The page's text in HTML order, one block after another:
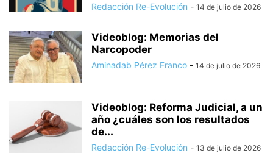
Redacción Re-Evolución - 14 de julio de 2026
Videoblog: Memorias del
Narcopoder
Aminadab Pérez Franco - 14 de julio de 2026
Videoblog: Reforma Judicial, a un
año ¿cuáles son los resultados
de...
Redacción Re-Evolución - 13 de julio de 2026